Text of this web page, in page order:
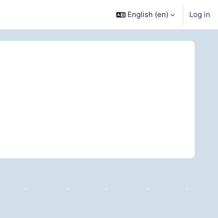
English ‎(en)‎ Log in